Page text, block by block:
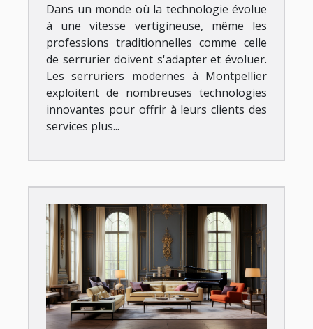
Dans un monde où la technologie évolue
à une vitesse vertigineuse, même les
professions traditionnelles comme celle
de serrurier doivent s'adapter et évoluer.
Les serruriers modernes à Montpellier
exploitent de nombreuses technologies
innovantes pour offrir à leurs clients des
services plus...